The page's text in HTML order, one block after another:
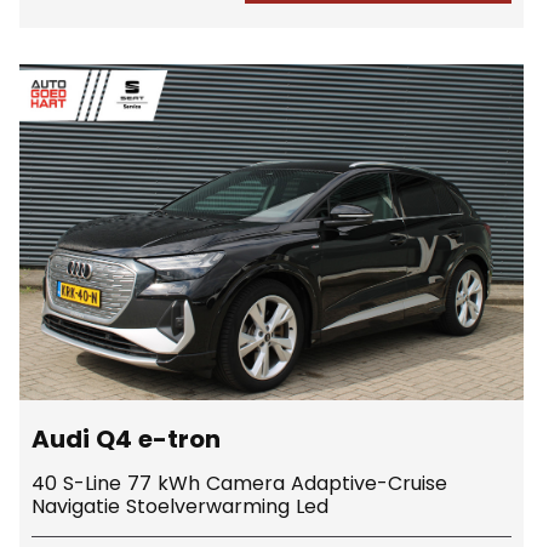
Audi Q4 e-tron
40 S-Line 77 kWh Camera Adaptive-Cruise
Navigatie Stoelverwarming Led